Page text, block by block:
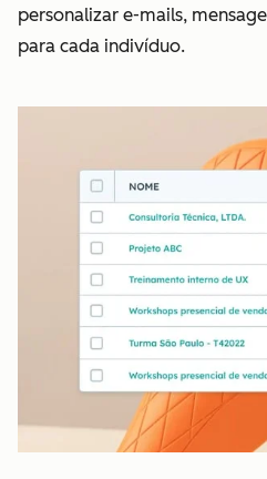
personalizar e-mails,
para cada indivíduo.